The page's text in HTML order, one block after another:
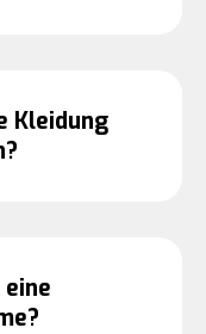
Kleidung